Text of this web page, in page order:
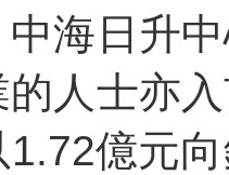
中海日升
人士亦
億元